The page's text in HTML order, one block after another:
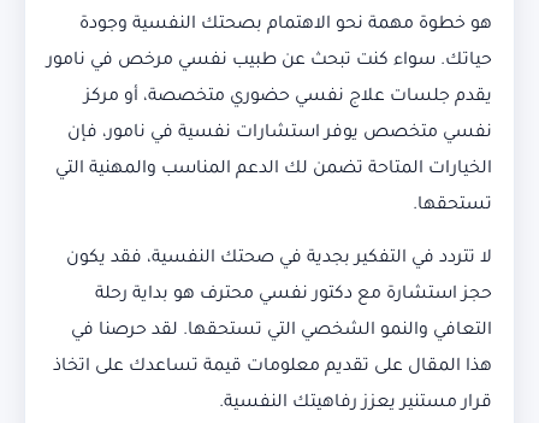
هو خطوة مهمة نحو الاهتمام بصحتك النفسية وجودة
حياتك. سواء كنت تبحث عن طبيب نفسي مرخص في نامور
يقدم جلسات علاج نفسي حضوري متخصصة، أو مركز
نفسي متخصص يوفر استشارات نفسية في نامور، فإن
الخيارات المتاحة تضمن لك الدعم المناسب والمهنية التي
تستحقها.
لا تتردد في التفكير بجدية في صحتك النفسية، فقد يكون
حجز استشارة مع دكتور نفسي محترف هو بداية رحلة
التعافي والنمو الشخصي التي تستحقها. لقد حرصنا في
هذا المقال على تقديم معلومات قيمة تساعدك على اتخاذ
قرار مستنير يعزز رفاهيتك النفسية.